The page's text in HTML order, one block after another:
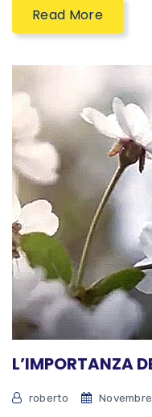
Read More
L’IMPORTANZA
roberto